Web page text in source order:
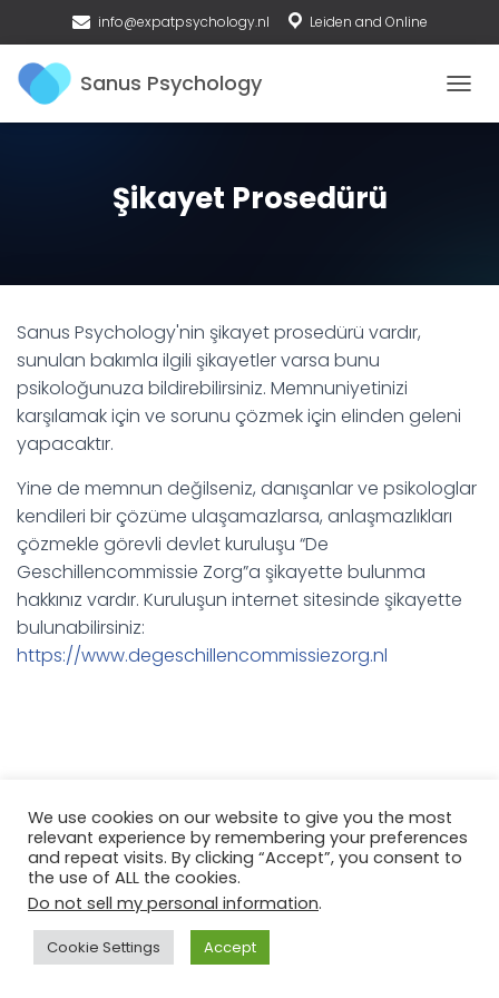
info@expatpsychology.nl Leiden and Online
Şikayet Prosedürü
Sanus Psychology'nin şikayet prosedürü vardır,
sunulan bakımla ilgili şikayetler varsa bunu
psikoloğunuza bildirebilirsiniz. Memnuniyetinizi
karşılamak için ve sorunu çözmek için elinden geleni
yapacaktır.
Yine de memnun değilseniz, danışanlar ve psikologlar
kendileri bir çözüme ulaşamazlarsa, anlaşmazlıkları
çözmekle görevli devlet kuruluşu “De
Geschillencommissie Zorg”a şikayette bulunma
hakkınız vardır. Kuruluşun internet sitesinde şikayette
bulunabilirsiniz:
https://www.degeschillencommissiezorg.nl
Genel Koşullar Gizlilik Bildirimi Şikayet Prosedürü
Yararlı Linkler KVK: 84923601
Hestia | Geliştirici:
We use cookies on our website to give you the most
relevant experience by remembering your preferences
and repeat visits. By clicking “Accept”, you consent to
the use of ALL the cookies.
Do not sell my personal information.
Cookie Settings Accept